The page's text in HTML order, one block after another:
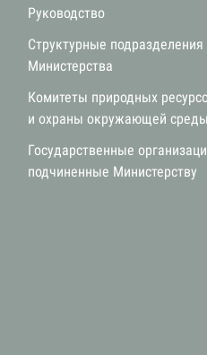
Руководство
Структурные подразделения
Министерства
Комитеты природных
и охраны окружающей среды
Государственные
подчиненные Министерству